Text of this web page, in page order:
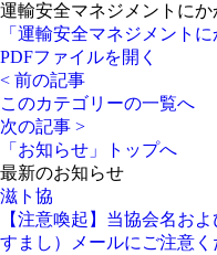
運輸安全マネジメントに
「運輸安全マネジメント
PDFファイルを開く
< 前の記事
このカテゴリーの一覧へ
次の記事 >
「お知らせ」トップへ
最新のお知らせ
滋ト協
【注意喚起】当協会名お
すまし）メールにご注意く